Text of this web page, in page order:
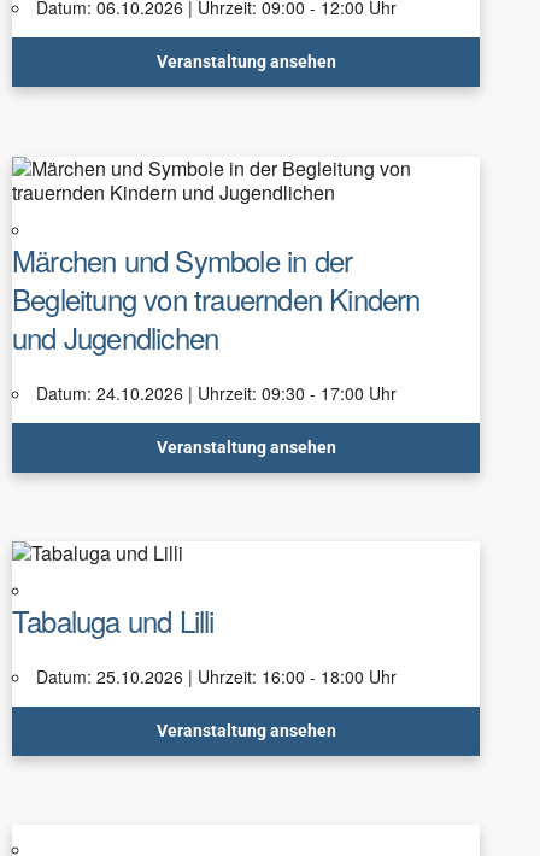
Datum: 06.10.2026 | Uhrzeit: 09:00 - 12:00 Uhr
Veranstaltung ansehen
Märchen und Symbole in der
Begleitung von trauernden Kindern
und Jugendlichen
Datum: 24.10.2026 | Uhrzeit: 09:30 - 17:00 Uhr
Veranstaltung ansehen
Tabaluga und Lilli
Datum: 25.10.2026 | Uhrzeit: 16:00 - 18:00 Uhr
Veranstaltung ansehen